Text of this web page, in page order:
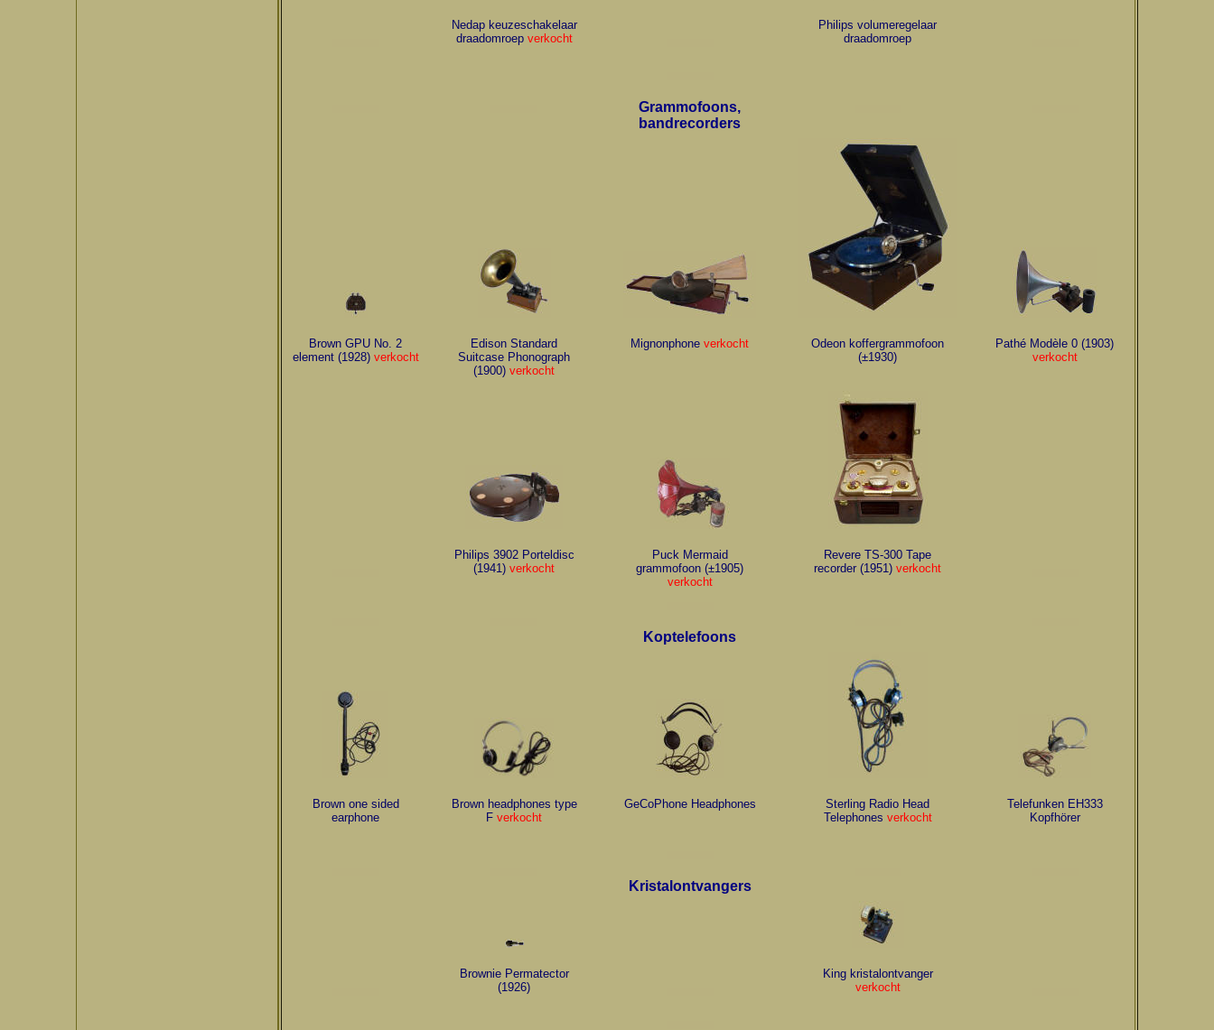
Nedap keuzeschakelaar
draadomroepverkocht
Philips volumeregelaar
draadomroep
Grammofoons,
bandrecorders
Brown GPU No. 2
element (1928)verkocht
Edison Standard
Suitcase Phonograph
(1900) verkocht
Mignonphone verkocht
Odeon koffergrammofoon
(±1930)
Pathé Modèle 0 (1903)
verkocht
Philips 3902 Porteldisc
(1941) verkocht
Puck Mermaid
grammofoon (±1905)
verkocht
Revere TS-300 Tape
recorder (1951) verkocht
Koptelefoons
Brown one sided
earphone
Brown headphones type
F verkocht
GeCoPhone Headphones
Sterling Radio Head
Telephones verkocht
Telefunken EH333
Kopfhörer
Kristalontvangers
Brownie Permatector
(1926)
King kristalontvanger
verkocht